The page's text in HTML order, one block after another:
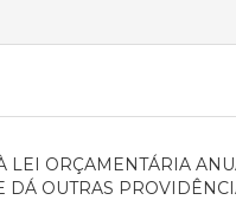
LEI ORÇAMENTÁRIA
DÁ OUTRAS